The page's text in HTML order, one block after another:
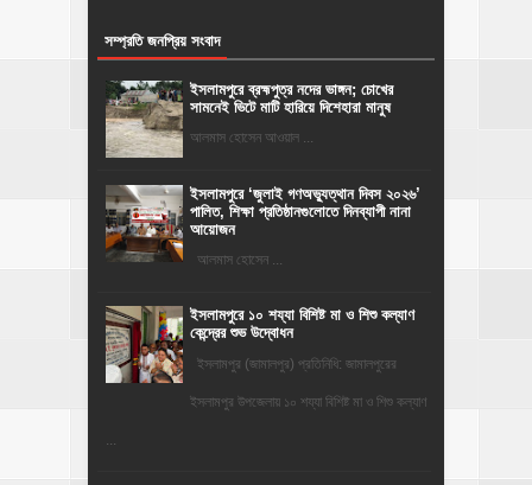
সম্প্রতি জনপ্রিয় সংবাদ
ইসলামপুরে ব্রহ্মপুত্র নদের ভাঙ্গন; চোখের
সামনেই ভিটে মাটি হারিয়ে দিশেহারা মানুষ
আলমাস হোসেন আওয়াল ...
‎ইসলামপুরে ‘জুলাই গণঅভ্যুত্থান দিবস ২০২৬’
পালিত, শিক্ষা প্রতিষ্ঠানগুলোতে দিনব্যাপী নানা
আয়োজন
‎​আলমাস হোসেন ...
ইসলামপুরে ১০ শয্যা বিশিষ্ট মা ও শিশু কল্যাণ
কেন্দ্রের শুভ উদ্বোধন
ইসলামপুর (জামালপুর) প্রতিনিধি: জামালপুরের
ইসলামপুর উপজেলায় ১০ শয্যা বিশিষ্ট মা ও শিশু কল্যাণ
...